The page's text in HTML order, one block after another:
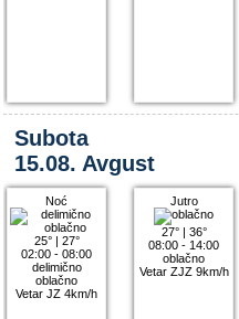
Subota
15.08. Avgust
Noć
25°| 27°
02:00 - 08:00
delimično
oblačno
Vetar JZ 4km/h
Jutro
27°| 36°
08:00 - 14:00
oblačno
Vetar ZJZ 9km/h